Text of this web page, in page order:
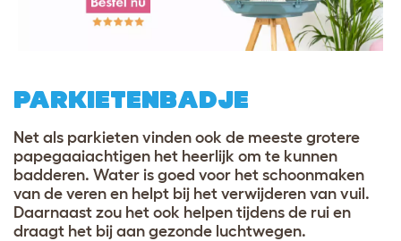
PARKIETENBADJE
Net als parkieten vinden ook de meeste grotere
papegaaiachtigen het heerlijk om te kunnen
badderen. Water is goed voor het schoonmaken
van de veren en helpt bij het verwijderen van vuil.
Daarnaast zou het ook helpen tijdens de rui en
draagt het bij aan gezonde luchtwegen.